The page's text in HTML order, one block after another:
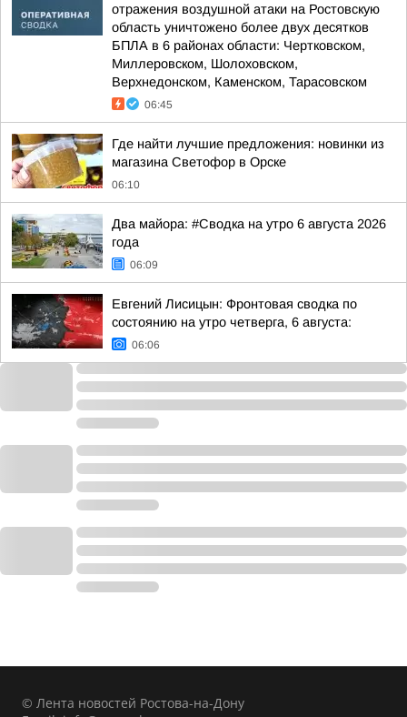
отражения воздушной атаки на Ростовскую
область уничтожено более двух десятков
БПЛА в 6 районах области: Чертковском,
Миллеровском, Шолоховском,
Верхнедонском, Каменском, Тарасовском
06:45
Где найти лучшие предложения: новинки из
магазина Светофор в Орске
06:10
Два майора: #Сводка на утро 6 августа 2026
года
06:09
Евгений Лисицын: Фронтовая сводка по
состоянию на утро четверга, 6 августа:
06:06
© Лента новостей Ростова-на-Дону